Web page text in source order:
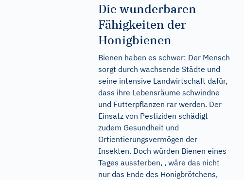
Die wunderbaren
Fähigkeiten der
Honigbienen
Bienen haben es schwer: Der Mensch
sorgt durch wachsende Städte und
seine intensive Landwirtschaft dafür,
dass ihre Lebensräume schwindne
und Futterpflanzen rar werden. Der
Einsatz von Pestiziden schädigt
zudem Gesundheit und
Ortientierungsvermögen der
Insekten. Doch würden Bienen eines
Tages aussterben, , wäre das nicht
nur das Ende des Honigbrötchens,